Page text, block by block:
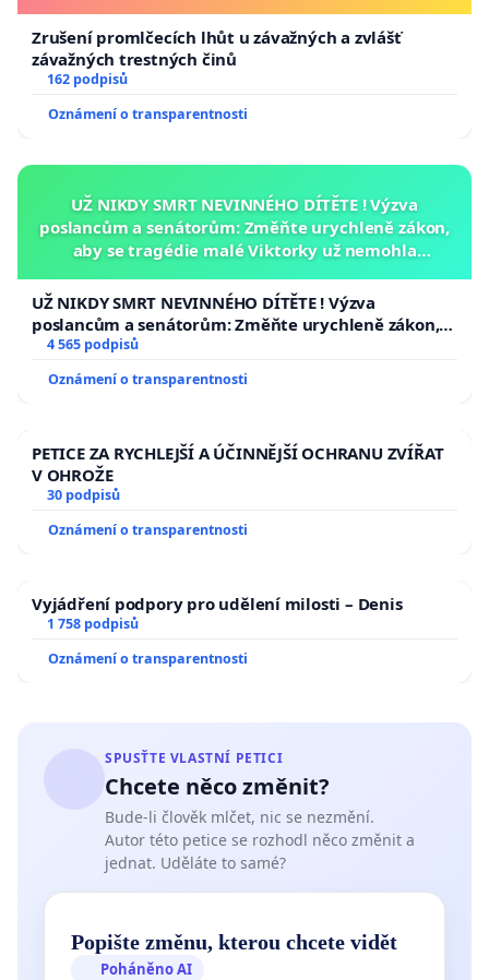
Zrušení promlčecích lhůt u závažných a zvlášť
závažných trestných činů
162 podpisů
Oznámení o transparentnosti
UŽ NIKDY SMRT NEVINNÉHO DÍTĚTE ! Výzva
poslancům a senátorům: Změňte urychleně zákon,
aby se tragédie malé Viktorky už nemohla
UŽ NIKDY SMRT NEVINNÉHO DÍTĚTE ! Výzva
poslancům a senátorům: Změňte urychleně zákon,
aby se tragédie malé Viktorky už nemohla opakovat!
4 565 podpisů
Oznámení o transparentnosti
PETICE ZA RYCHLEJŠÍ A ÚČINNĚJŠÍ OCHRANU ZVÍŘAT
V OHROŽE
30 podpisů
Oznámení o transparentnosti
Vyjádření podpory pro udělení milosti – Denis
1 758 podpisů
Oznámení o transparentnosti
SPUSŤTE VLASTNÍ PETICI
Chcete něco změnit?
Bude-li člověk mlčet, nic se nezmění.
Autor této petice se rozhodl něco změnit a
jednat. Uděláte to samé?
Popište změnu, kterou chcete vidět
Poháněno AI